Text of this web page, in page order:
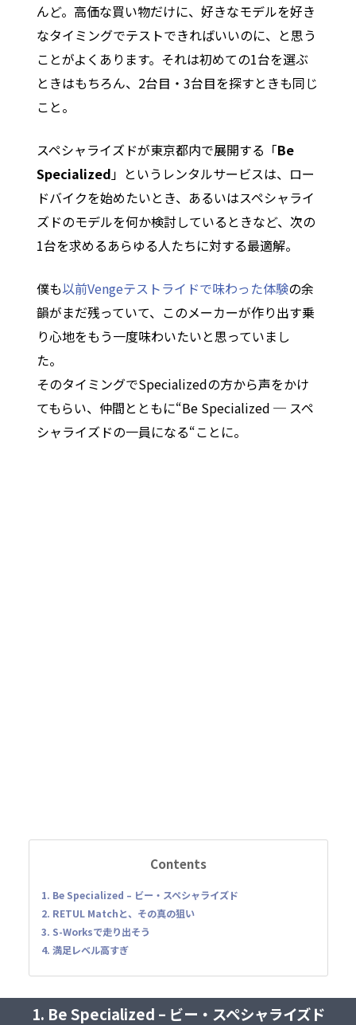
んど。高価な買い物だけに、好きなモデルを好き
なタイミングでテストできればいいのに、と思う
ことがよくあります。それは初めての1台を選ぶ
ときはもちろん、2台目・3台目を探すときも同じ
こと。
スペシャライズドが東京都内で展開する「Be
Specialized 」というレンタルサービスは、ロー
ドバイクを始めたいとき、あるいはスペシャライ
ズドのモデルを何か検討しているときなど、次の
1台を求めるあらゆる人たちに対する最適解。
僕も以前Vengeテストライドで味わった体験の余
韻がまだ残っていて、このメーカーが作り出す乗
り心地をもう一度味わいたいと思っていまし
た。
そのタイミングでSpecializedの方から声をかけ
てもらい、仲間とともに“Be Specialized ─ スペ
シャライズドの一員になる“ことに。
Contents
1. Be Specialized – ビー・スペシャライズド
2. RETUL Matchと、その真の狙い
3. S-Worksで走り出そう
4. 満足レベル高すぎ
1. Be Specialized – ビー・スペシャライズド